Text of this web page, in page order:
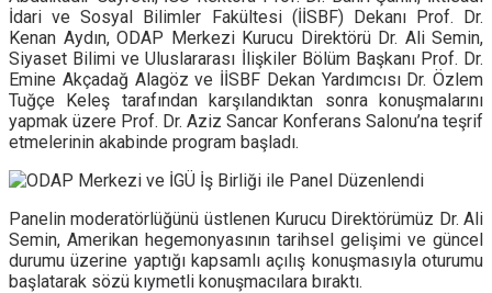
İdari ve Sosyal Bilimler Fakültesi (İİSBF) Dekanı Prof. Dr.
Kenan Aydın, ODAP Merkezi Kurucu Direktörü Dr. Ali Semin,
Siyaset Bilimi ve Uluslararası İlişkiler Bölüm Başkanı Prof. Dr.
Emine Akçadağ Alagöz ve İİSBF Dekan Yardımcısı Dr. Özlem
Tuğçe Keleş tarafından karşılandıktan sonra konuşmalarını
yapmak üzere Prof. Dr. Aziz Sancar Konferans Salonu’na teşrif
etmelerinin akabinde program başladı.
Panelin moderatörlüğünü üstlenen Kurucu Direktörümüz Dr. Ali
Semin, Amerikan hegemonyasının tarihsel gelişimi ve güncel
durumu üzerine yaptığı kapsamlı açılış konuşmasıyla oturumu
başlatarak sözü kıymetli konuşmacılara bıraktı.